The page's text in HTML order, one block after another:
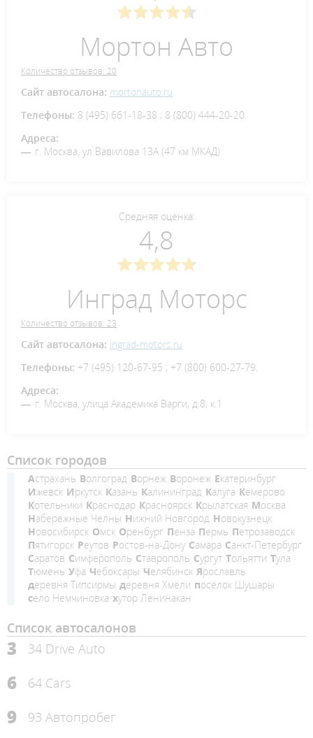
Мортон Авто
Количество отзывов: 20
Сайт автосалона: mortonauto.ru
Телефоны: 8 (495) 661-18-38 ; 8 (800) 444-20-20.
Адреса:
г. Москва, ул Вавилова 13А (47 км МКАД)
Средняя оценка:
4,8
Инград Моторс
Количество отзывов: 23
Сайт автосалона: ingrad-motors.ru
Телефоны: +7 (495) 120-67-95 ; +7 (800) 600-27-79.
Адреса:
г. Москва, улица Академика Варги, д.8, к.1
Список городов
Астрахань Волгоград Ворнеж Воронеж
Екатеринбург
Ижевск
Иркутск Казань Калининград Калуга
Кемерово
Котельники
Краснодар Красноярск Крылатская
Москва
Набережные Челны
Нижний Новгород
Новокузнецк
Новосибирск
Омск Оренбург Пенза Пермь
Петрозаводск
Пятигорск
Реутов Ростов-на-Дону Самара
Санкт-Петербург
Саратов
Симферополь Ставрополь Сургут Тольятти
Тула
Тюмень
Уфа Чебоксары Челябинск
Ярославль
деревня Типсирмы
деревня Хмели
посёлок Шушары
село Немчиновка
хутор Ленинакан
Список автосалонов
3 34 Drive Auto
6 64 Cars
9 93 Автопробег